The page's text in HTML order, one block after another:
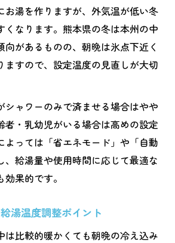
お湯を作りますが、外気温が低い冬
くなります。熊本県の冬は本州の中
向があるものの、朝晩は氷点下近く
ますので、設定温度の見直しが大切
シャワーのみで済ませる場合はやや
者・乳幼児がいる場合は高めの設定
よっては「省エネモード」や「自動
、給湯量や使用時間に応じて最適な
果的です。
湯温度調整ポイント
は比較的暖かくても朝晩の冷え込み